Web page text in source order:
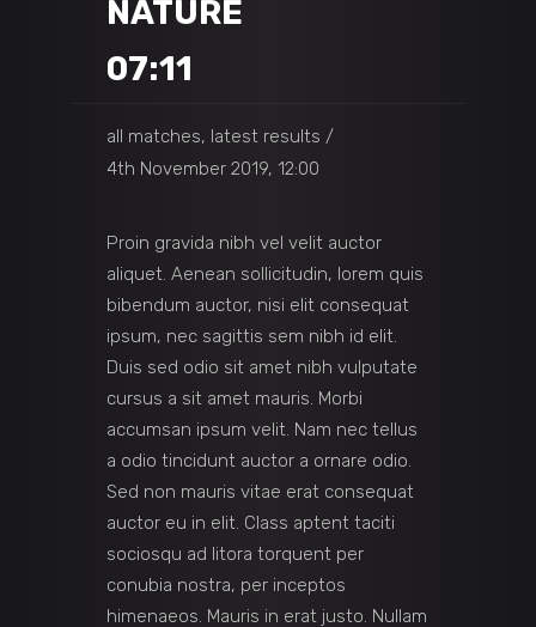
NATURE
07:11
all matches, latest results
4th November 2019, 12:00
Proin gravida nibh vel velit auctor
aliquet. Aenean sollicitudin, lorem quis
bibendum auctor, nisi elit consequat
ipsum, nec sagittis sem nibh id elit.
Duis sed odio sit amet nibh vulputate
cursus a sit amet mauris. Morbi
accumsan ipsum velit. Nam nec tellus
a odio tincidunt auctor a ornare odio.
Sed non mauris vitae erat consequat
auctor eu in elit. Class aptent taciti
sociosqu ad litora torquent per
conubia nostra, per inceptos
himenaeos. Mauris in erat justo. Nullam